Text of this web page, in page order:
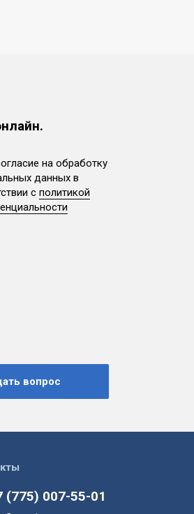
на обработку
данных в
с политикой
(775) 007-55-01